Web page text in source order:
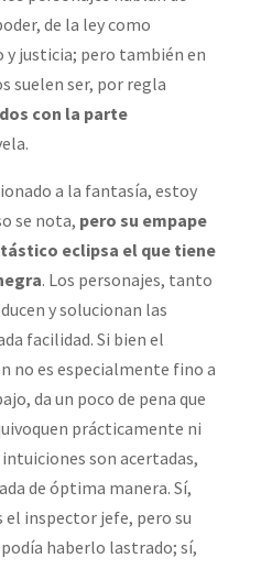
de la ley como
justicia; pero también en
suelen ser, por regla
con la parte
a la fantasía, estoy
se nota, pero su empape
eclipsa el que tiene
. Los personajes, tanto
y solucionan las
facilidad. Si bien el
no es especialmente fino a
da un poco de pena que
prácticamente ni
intuiciones son acertadas,
de óptima manera. Sí,
el inspector jefe, pero su
haberlo lastrado; sí,